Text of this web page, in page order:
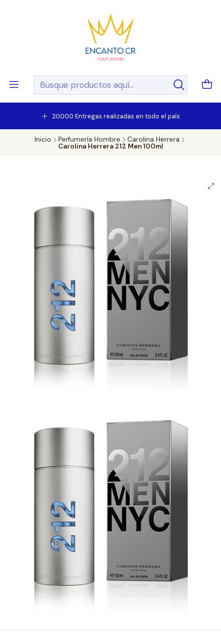
20.000 Entregas realizadas en todo el país
Inicio Perfumería Hombre
Carolina Herrera
Carolina Herrera 212 Men 100ml